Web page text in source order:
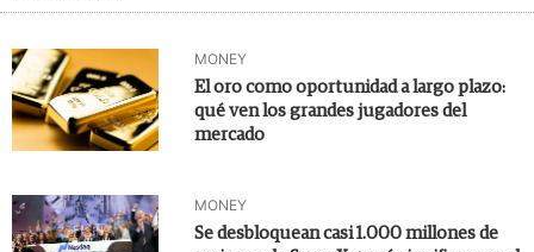
MONEY
El oro como oportunidad a largo plazo:
qué ven los grandes jugadores del
mercado
MONEY
Se desbloquean casi 1.000 millones de